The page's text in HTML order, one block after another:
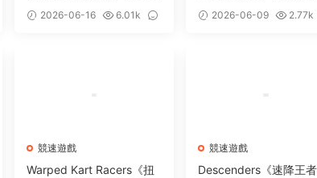
for Mac 中文版 好玩的賽
車競速遊戲
2026-06-16
6.01k
速模拟器》v0.4.11123
MacOS-ARM 中文版
2026-06-09
2.77k
競速遊戲
Warped Kart Racers《扭
競速遊戲
Descenders《速降王者